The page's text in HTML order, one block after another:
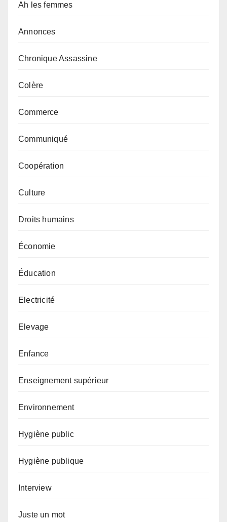
Ah les femmes
Annonces
Chronique Assassine
Colère
Commerce
Communiqué
Coopération
Culture
Droits humains
Économie
Éducation
Electricité
Elevage
Enfance
Enseignement supérieur
Environnement
Hygiène public
Hygiène publique
Interview
Juste un mot